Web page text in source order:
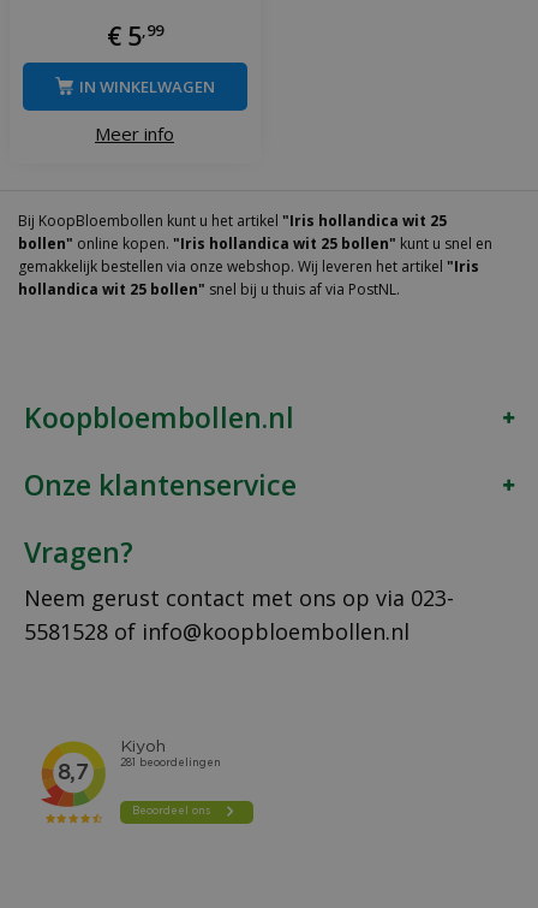
€ 5,99
Meer info
IN WINKELWAGEN
Bij KoopBloembollen kunt u het artikel "Iris hollandica wit 25
bollen" online kopen. "Iris hollandica wit 25 bollen" kunt u snel en
gemakkelijk bestellen via onze webshop. Wij leveren het artikel "Iris
hollandica wit 25 bollen" snel bij u thuis af via PostNL.
Koopbloembollen.nl
Onze klantenservice
Vragen?
Neem gerust contact met ons op via 023-
5581528 of info@koopbloembollen.nl